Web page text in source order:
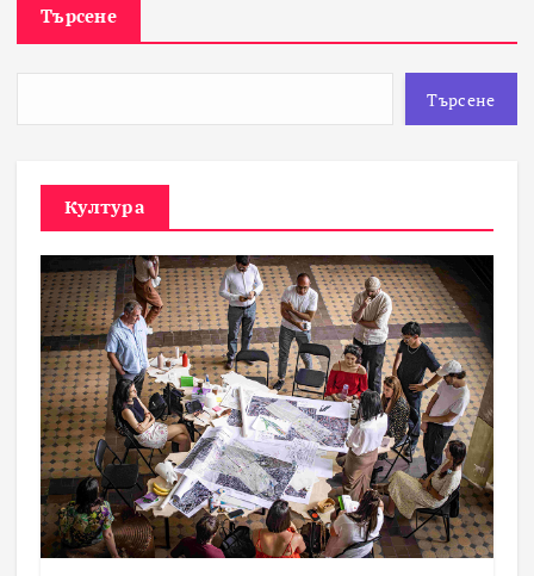
Търсене
Търсене
Култура